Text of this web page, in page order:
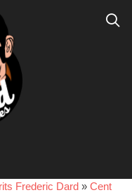
Frederic Dard » Cent